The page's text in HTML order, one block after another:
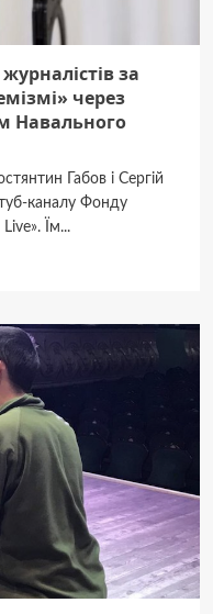
за
через
Навального
Габов і Сергій
каналу Фонду
Їм...